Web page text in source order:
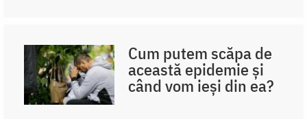
Cum putem scăpa de
această epidemie și
când vom ieși din ea?